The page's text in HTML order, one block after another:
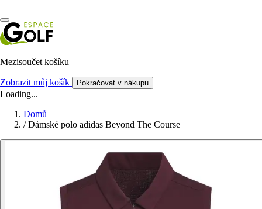
Mezisoučet košíku
Zobrazit můj košík Pokračovat v nákupu
Loading...
Domů
/ Dámské polo adidas Beyond The Course